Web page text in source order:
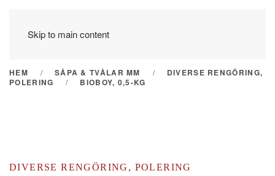
Skip to main content
HEM SÅPA & TVÅLAR MM
DIVERSE RENGÖRING,
POLERING
BIOBOY, 0,5-KG
DIVERSE RENGÖRING, POLERING